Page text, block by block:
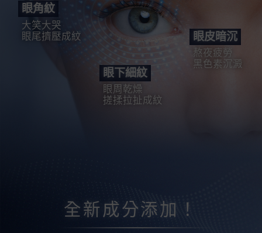
眼皮暗沉
熬夜疲勞
黑色素沉澱
眼下細紋
眼周乾燥
搓揉拉扯成紋
眼角紋
大笑大哭
眼尾擠壓成紋
全新成分添加！